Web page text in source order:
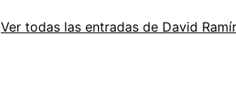
Ver todas las entradas de David